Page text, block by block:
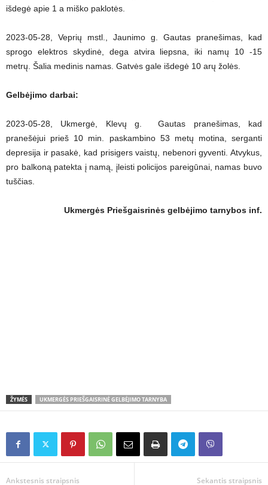
išdegė apie 1 a miško paklotės.
2023-05-28, Veprių mstl., Jaunimo g. Gautas pranešimas, kad
sprogo elektros skydinė, dega atvira liepsna, iki namų 10 -15
metrų. Šalia medinis namas. Gatvės gale išdegė 10 arų žolės.
Gelbėjimo darbai:
2023-05-28, Ukmergė, Klevų g. Gautas pranešimas, kad
pranešėjui prieš 10 min. paskambino 53 metų motina, serganti
depresija ir pasakė, kad prisigers vaistų, nebenori gyventi. Atvykus,
pro balkoną patekta į namą, įleisti policijos pareigūnai, namas buvo
tuščias.
Ukmergės Priešgaisrinės gelbėjimo tarnybos inf.
ŽYMĖS UKMERGĖS PRIEŠGAISRINĖ GELBĖJIMO TARNYBA
Ankstesnis straipsnis Sekantis straipsnis